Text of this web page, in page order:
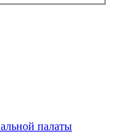
палаты